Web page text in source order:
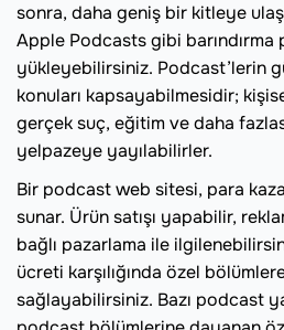
sonra, daha geniş bir kitleye
Apple Podcasts gibi barındırma
yükleyebilirsiniz. Podcast’lerin
konuları kapsayabilmesidir;
gerçek suç, eğitim ve daha
yelpazeye yayılabilirler.
Bir podcast web sitesi, para
sunar. Ürün satışı yapabilir,
bağlı pazarlama ile
ücreti karşılığında özel
sağlayabilirsiniz. Bazı podcast